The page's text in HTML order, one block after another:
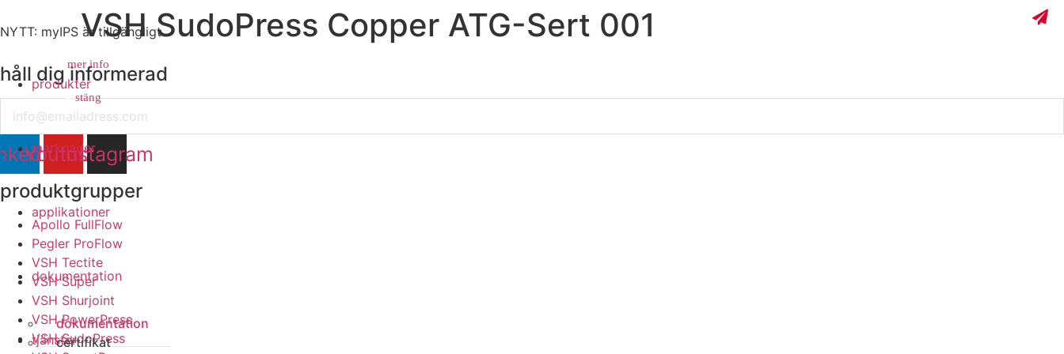
NYTT: myIPS är tillgängligt
mer info
stäng
stäng
produkter
marknader
applikationer
dokumentation
dokumentation
certifikat
tjänster
VSH SudoPress Copper ATG-Sert 001
håll dig informerad
Youtube
Instagram
produktgrupper
Apollo FullFlow
Pegler ProFlow
VSH Tectite
VSH Super
VSH Shurjoint
VSH PowerPress
VSH SudoPress